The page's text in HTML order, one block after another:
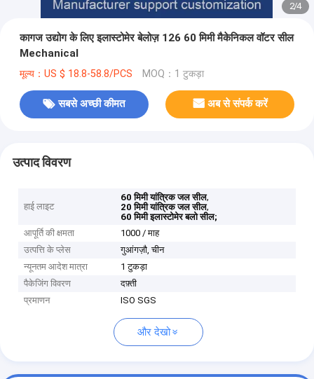
2/4
कागज उद्योग के लिए इलास्टोमेर बेलोज़ 126 60 मिमी मैकेनिकल वॉटर सील
Mechanical
मूल्य：US $ 18.8-58.8/PCS MOQ：1 टुकड़ा
सबसे अच्छी कीमत अब से संपर्क करें
उत्पाद विवरण
हाई लाइट
60 मिमी यांत्रिक जल सील,
20 मिमी यांत्रिक जल सील,
60 मिमी इलास्टोमेर बलो सील;
आपूर्ति की क्षमता
1000 / माह
उत्पत्ति के प्लेस
गुआंगज़ौ, चीन
न्यूनतम आदेश मात्रा
1 टुकड़ा
पैकेजिंग विवरण
दफ़्ती
प्रमाणन
ISO SGS
और देखो